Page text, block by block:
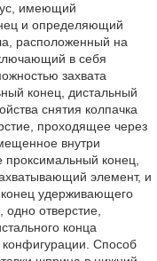
имеющий
и определяющий
расположенный на
в себя
захвата
конец, дистальный
снятия колпачка
проходящее через
внутри
конец,
элемент, и
удерживающего
отверстие,
конца
конфигурации. Способ